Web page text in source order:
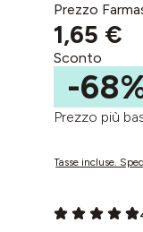
Prezzo
1,65 €
Sconto
-
Prezzo più
Tasse incluse.